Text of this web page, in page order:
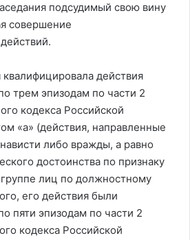
подсудимый свою вину
совершение
действия
трем эпизодам по части 2
кодекса Российской
«а» (действия, направленные
либо вражды, а равно
достоинства по признаку
лиц по должностному
его действия были
пяти эпизодам по части 2
кодекса Российской